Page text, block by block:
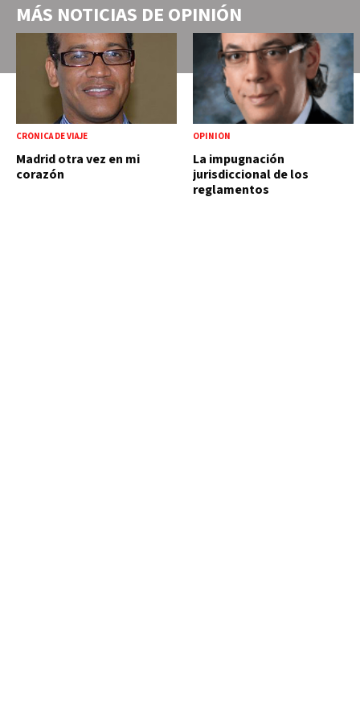
MÁS NOTICIAS DE OPINIÓN
CRÓNICA DE VIAJE
Madrid otra vez en mi
corazón
OPINIÓN
La impugnación
jurisdiccional de los
reglamentos